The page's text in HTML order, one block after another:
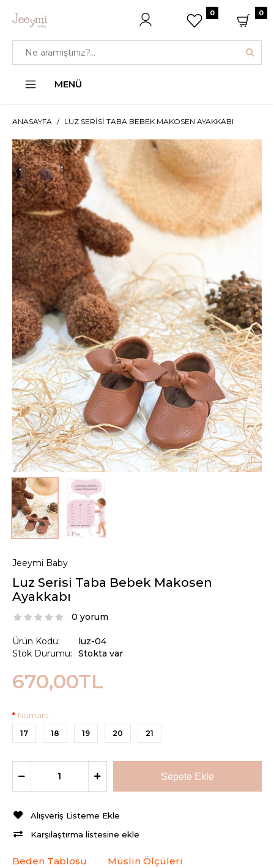
0 0
MENÜ
ANASAYFA LUZ SERISI TABA BEBEK MAKOSEN AYAKKABI
Jeeymi Baby
Luz Serisi Taba Bebek Makosen
Ayakkabı
0 yorum
Ürün Kodu:
Stok Durumu:
luz-04
Stokta var
670,00TL
Numara
17 18 19 20 21
Alışveriş Listeme Ekle
Karşılaştırma listesine ekle
Beden Tablosu Müslin Ölçüleri